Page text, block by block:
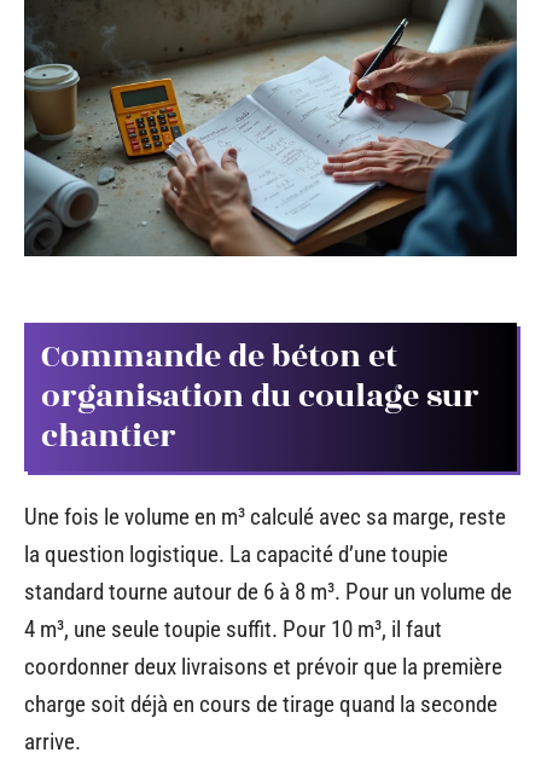
Commande de béton et
organisation du coulage sur
chantier
Une fois le volume en m³ calculé avec sa marge, reste
la question logistique. La capacité d’une toupie
standard tourne autour de 6 à 8 m³. Pour un volume de
4 m³, une seule toupie suffit. Pour 10 m³, il faut
coordonner deux livraisons et prévoir que la première
charge soit déjà en cours de tirage quand la seconde
arrive.